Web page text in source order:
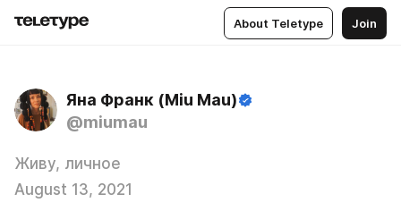
About Teletype Join
Яна Франк (Miu Mau)
@miumau
Живу, личное
August 13, 2021